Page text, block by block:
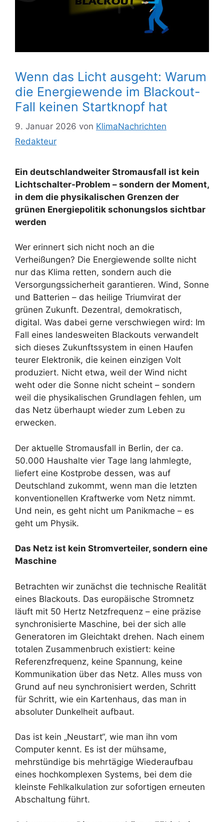
Wenn das Licht ausgeht: Warum
die Energiewende im Blackout-
Fall keinen Startknopf hat
9. Januar 2026 von KlimaNachrichten
Redakteur
Ein deutschlandweiter Stromausfall ist kein
Lichtschalter-Problem – sondern der Moment,
in dem die physikalischen Grenzen der
grünen Energiepolitik schonungslos sichtbar
werden
Wer erinnert sich nicht noch an die
Verheißungen? Die Energiewende sollte nicht
nur das Klima retten, sondern auch die
Versorgungssicherheit garantieren. Wind, Sonne
und Batterien – das heilige Triumvirat der
grünen Zukunft. Dezentral, demokratisch,
digital. Was dabei gerne verschwiegen wird: Im
Fall eines landesweiten Blackouts verwandelt
sich dieses Zukunftssystem in einen Haufen
teurer Elektronik, die keinen einzigen Volt
produziert. Nicht etwa, weil der Wind nicht
weht oder die Sonne nicht scheint – sondern
weil die physikalischen Grundlagen fehlen, um
das Netz überhaupt wieder zum Leben zu
erwecken.
Der aktuelle Stromausfall in Berlin, der ca.
50.000 Haushalte vier Tage lang lahmlegte,
liefert eine Kostprobe dessen, was auf
Deutschland zukommt, wenn man die letzten
konventionellen Kraftwerke vom Netz nimmt.
Und nein, es geht nicht um Panikmache – es
geht um Physik.
Das Netz ist kein Stromverteiler, sondern eine
Maschine
Betrachten wir zunächst die technische Realität
eines Blackouts. Das europäische Stromnetz
läuft mit 50 Hertz Netzfrequenz – eine präzise
synchronisierte Maschine, bei der sich alle
Generatoren im Gleichtakt drehen. Nach einem
totalen Zusammenbruch existiert: keine
Referenzfrequenz, keine Spannung, keine
Kommunikation über das Netz. Alles muss von
Grund auf neu synchronisiert werden, Schritt
für Schritt, wie ein Kartenhaus, das man in
absoluter Dunkelheit aufbaut.
Das ist kein „Neustart“, wie man ihn vom
Computer kennt. Es ist der mühsame,
mehrstündige bis mehrtägige Wiederaufbau
eines hochkomplexen Systems, bei dem die
kleinste Fehlkalkulation zur sofortigen erneuten
Abschaltung führt.